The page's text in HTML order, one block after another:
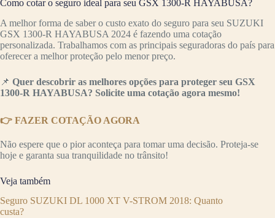
Como cotar o seguro ideal para seu GSX 1300-R HAYABUSA?
A melhor forma de saber o custo exato do seguro para seu SUZUKI
GSX 1300-R HAYABUSA 2024 é fazendo uma cotação
personalizada. Trabalhamos com as principais seguradoras do país para
oferecer a melhor proteção pelo menor preço.
📌 Quer descobrir as melhores opções para proteger seu GSX
1300-R HAYABUSA? Solicite uma cotação agora mesmo!
👉 FAZER COTAÇÃO AGORA
Não espere que o pior aconteça para tomar uma decisão. Proteja-se
hoje e garanta sua tranquilidade no trânsito!
Veja também
Seguro SUZUKI DL 1000 XT V-STROM 2018: Quanto
custa?